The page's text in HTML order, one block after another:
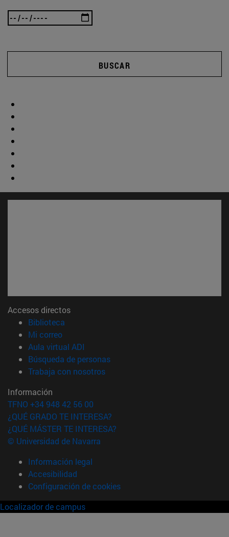
BUSCAR
Accesos directos
Biblioteca
Mi correo(abre en nueva ventana)
Aula virtual ADI
Búsqueda de personas(abre en nueva ventana)
Trabaja con nosotros(abre en nueva ventana)
Información
TFNO +34 948 42 56 00
¿QUÉ GRADO TE INTERESA?
¿QUÉ MÁSTER TE INTERESA?
© Universidad de Navarra
Información legal
Accesibilidad
Configuración de cookies
Localizador de campus